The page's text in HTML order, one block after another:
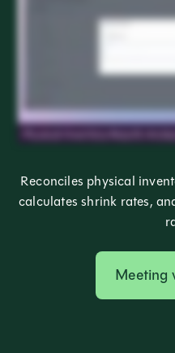
Reconciles physical
calculates shrink rates,
Meeting